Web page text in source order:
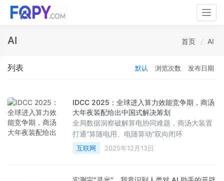
AI 首页 AI
列表 默认 浏览次数 发布日期
IDCC 2025：全球进入算力效能竞争期，商汤
大年夜装配给出中国式解决筹划
全局数据洞察破解算电协同难题，商汤大装置
打通“算随电用、电随算动”双向闭环
互联网 2025年12月13日